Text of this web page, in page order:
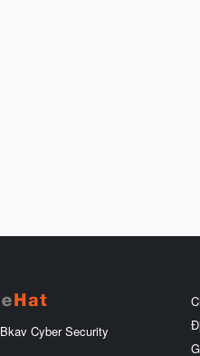
Bkav Cyber Security